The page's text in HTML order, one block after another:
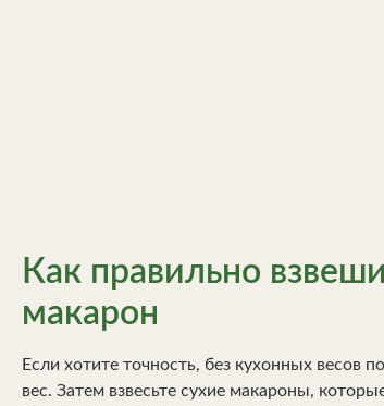
Как правильно
макарон
Если хотите точность, без кухонных весов
вес. Затем взвесьте сухие макароны,